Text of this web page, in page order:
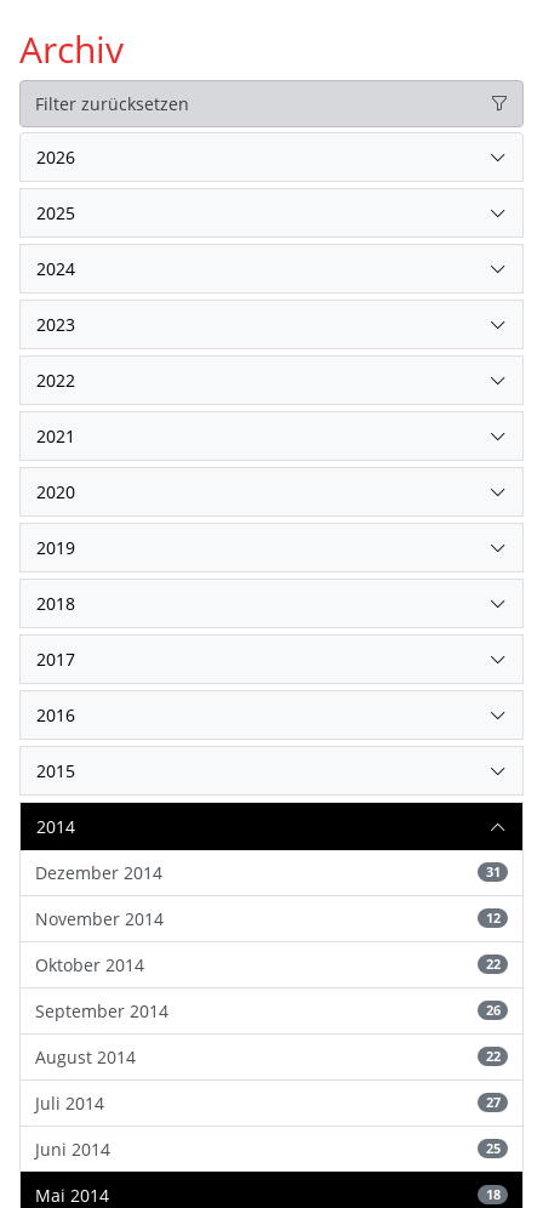
Archiv
Filter zurücksetzen
2026
2025
2024
2023
2022
2021
2020
2019
2018
2017
2016
2015
2014
Dezember 2014
31
November 2014 12
Oktober 2014 22
September 2014 26
August 2014 22
Juli 2014 27
Juni 2014 25
Mai 2014 18